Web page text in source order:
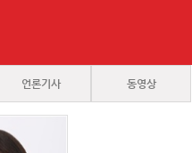
언론기사 동영상